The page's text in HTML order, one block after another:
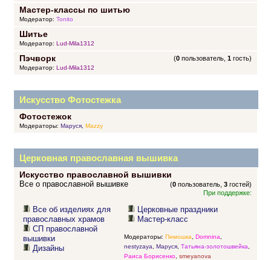
Мастер-классы по шитью
Модератор: Tonito
Шитье
Модератор: Lud-Mila1312
Пэчворк (0 пользователь,1 гость)
Модератор: Lud-Mila1312
Искусство Фотостежка
Фотостежок
Модераторы: Маруся, Mazzy
Церковная православная вышивка
Искусство православной вышивки
(0 пользователь,3 гостей)
Все о православной вышивке
При поддержке:
Все об изделиях для
православных храмов
СП православной
вышивки
Дизайны
Церковные праздники
Мастер-класс
Модераторы: Пимошка Domnina
nestyzaya
Маруся, Татьяна-золотошвейка
Раиса Борисенко, smeyanova